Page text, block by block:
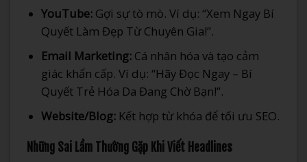
YouTube:Gợi sự tò mò. Ví dụ: “Xem Ngay Bí
Quyết Làm Đẹp Từ Chuyên Gia!”.
Email Marketing:Cá nhân hóa và tạo cảm
giác khẩn cấp. Ví dụ: “Hãy Đọc Ngay – Bí
Quyết Trẻ Hóa Da Đang Chờ Bạn!”.
Website/Blog:Kết hợp từ khóa để tối ưu SEO.
Những Sai Lầm Thường Gặp Khi Viết Headlines